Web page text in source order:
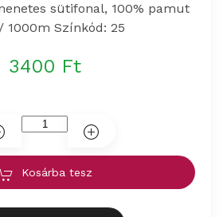
sütifonal, 100% pamut
1000m Színkód: 25
3400 Ft
Kosárba tesz